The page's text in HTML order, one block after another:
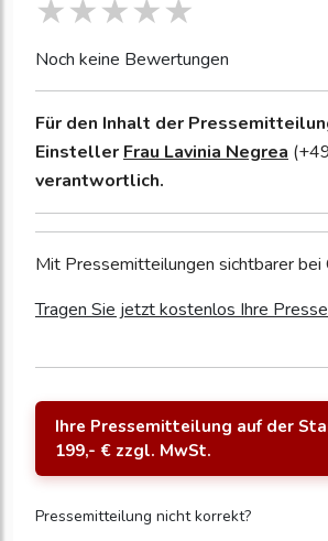
Noch keine Bewertungen
Für den Inhalt der
Einsteller Frau Lavinia Negrea
verantwortlich.
Mit Pressemitteilungen sichtbarer bei
Tragen Sie jetzt kostenlos Ihre
Ihre Pressemitteilung auf der
199,- € zzgl. MwSt.
Pressemitteilung nicht korrekt?